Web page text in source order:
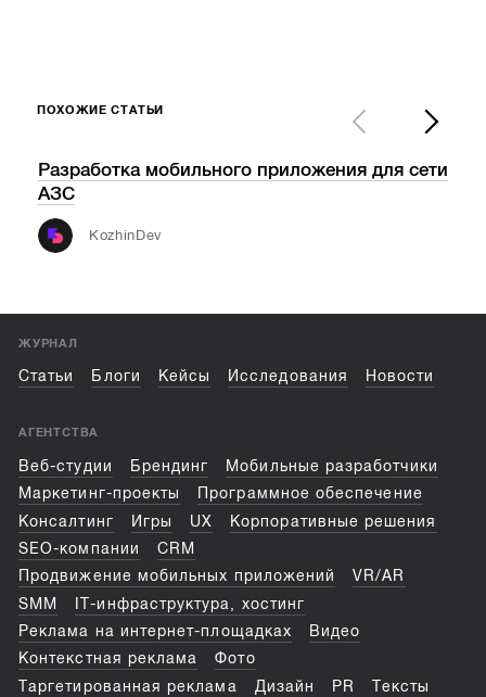
ПОХОЖИЕ СТАТЬИ
Разработка мобильного приложения для сети
АЗС
KozhinDev
ЖУРНАЛ
Статьи Блоги Кейсы Исследования Новости
АГЕНТСТВА
Веб-студии Брендинг
Мобильные разработчики
Маркетинг-проекты
Программное обеспечение
Консалтинг
Игры UX
Корпоративные решения
SEO-компании
CRM
Продвижение мобильных приложений
VR/AR
SMM
IT-инфраструктура, хостинг
Реклама на интернет-площадках
Видео
Контекстная реклама
Фото
Таргетированная реклама
Дизайн PR
Тексты